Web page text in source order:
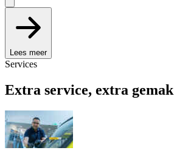
Lees meer
Services
Extra service, extra gemak